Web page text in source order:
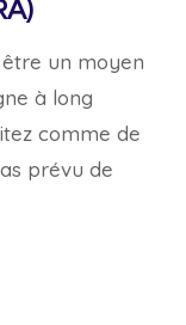
un moyen
à long
comme de
prévu de